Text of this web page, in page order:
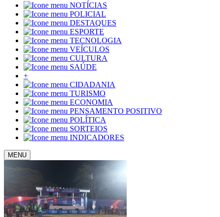
NOTÍCIAS
POLICIAL
DESTAQUES
ESPORTE
TECNOLOGIA
VEÍCULOS
CULTURA
SAÚDE
+
CIDADANIA
TURISMO
ECONOMIA
PENSAMENTO POSITIVO
POLÍTICA
SORTEIOS
INDICADORES
MENU